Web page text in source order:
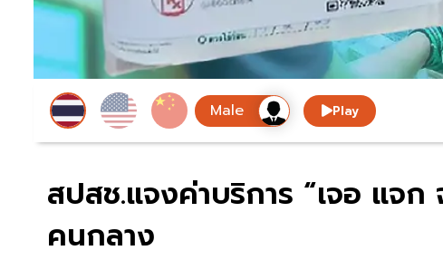
Play
สปสช.แจงค่าบริการ “เจอ แจก
คนกลาง